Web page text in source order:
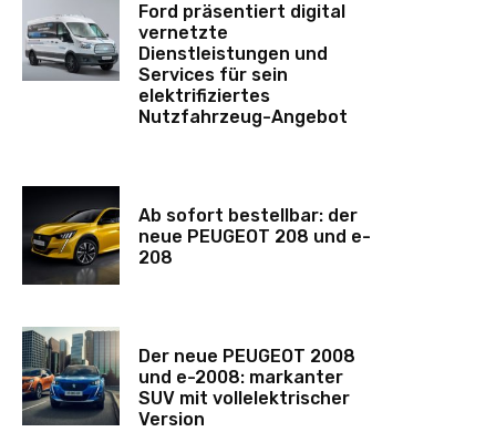
Ford präsentiert digital
vernetzte
Dienstleistungen und
Services für sein
elektrifiziertes
Nutzfahrzeug-Angebot
Ab sofort bestellbar: der
neue PEUGEOT 208 und e-
208
Der neue PEUGEOT 2008
und e-2008: markanter
SUV mit vollelektrischer
Version